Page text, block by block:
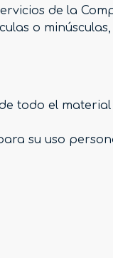
de la
o minúsculas,
todo el material
su uso